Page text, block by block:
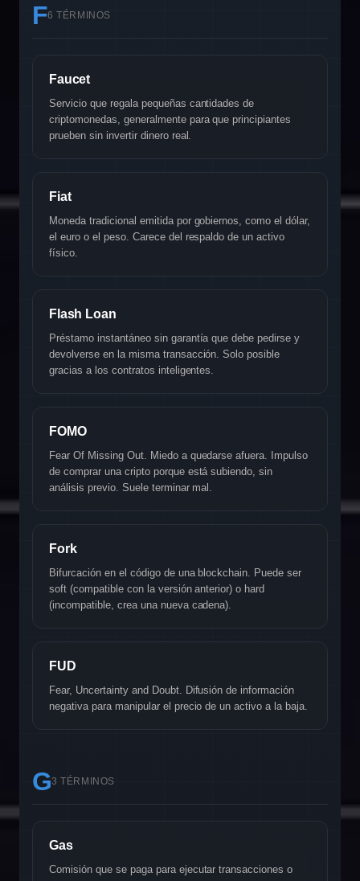
F6 TÉRMINOS
Faucet
Servicio que regala pequeñas cantidades de
criptomonedas, generalmente para que principiantes
prueben sin invertir dinero real.
Fiat
Moneda tradicional emitida por gobiernos, como el dólar,
el euro o el peso. Carece del respaldo de un activo
físico.
Flash Loan
Préstamo instantáneo sin garantía que debe pedirse y
devolverse en la misma transacción. Solo posible
gracias a los contratos inteligentes.
FOMO
Fear Of Missing Out. Miedo a quedarse afuera. Impulso
de comprar una cripto porque está subiendo, sin
análisis previo. Suele terminar mal.
Fork
Bifurcación en el código de una blockchain. Puede ser
soft (compatible con la versión anterior) o hard
(incompatible, crea una nueva cadena).
FUD
Fear, Uncertainty and Doubt. Difusión de información
negativa para manipular el precio de un activo a la baja.
G3 TÉRMINOS
Gas
Comisión que se paga para ejecutar transacciones o